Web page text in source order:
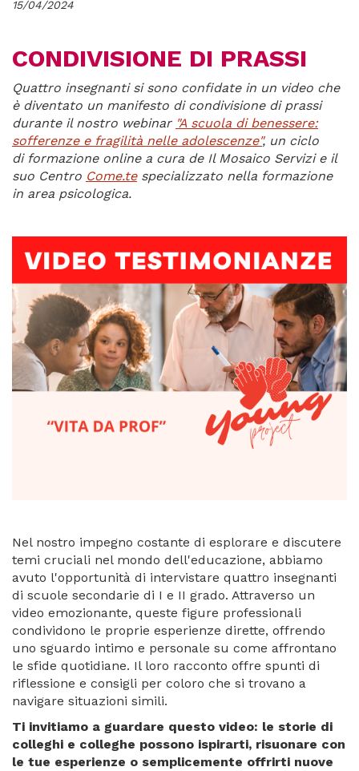
15/04/2024
CONDIVISIONE DI PRASSI
Quattro insegnanti si sono confidate in un video che
è diventato un manifesto di condivisione di prassi
durante il nostro webinar "A scuola di benessere:
sofferenze e fragilità nelle adolescenze", un ciclo
di formazione online a cura de Il Mosaico Servizi e il
suo Centro Come.tespecializzato nella formazione
in area psicologica.
Nel nostro impegno costante di esplorare e discutere
temi cruciali nel mondo dell'educazione, abbiamo
avuto l'opportunità di intervistare quattro insegnanti
di scuole secondarie di I e II grado. Attraverso un
video emozionante, queste figure professionali
condividono le proprie esperienze dirette, offrendo
uno sguardo intimo e personale su come affrontano
le sfide quotidiane. Il loro racconto offre spunti di
riflessione e consigli per coloro che si trovano a
navigare situazioni simili.
Ti invitiamo a guardare questo video: le storie di
colleghi e colleghe possono ispirarti, risuonare con
le tue esperienze o semplicemente offrirti nuove